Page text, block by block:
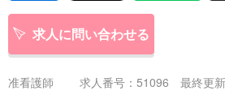
求人に問い合わせる
准看護師 求人番号：51096 最終更